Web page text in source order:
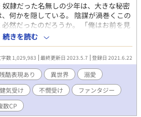
隷だった名無しの少年は、大きな秘密
何かを隠している。 陰謀が渦巻くこの
然だったのだろうか。 「俺はお前を見
てことは俺の好きなようにしていい、
であった龍が消えてから、100年後の
白痴の少年、ナナシが握っていた。 鈍感
俺様クズ攻め、エルマー×自己肯定感
け、ナナシ（作中で青年に戻りま
いという受けに生きる意味を教えるお
界での本当の敵は人間だった。 作品の
てきます。 特殊性癖有 バトルあり、精
す。 作者の性癖ごった煮のファンタジ
続きを読む
数 1,029,983 最終更新日 2023.5.7 登録日 2021.6.22
酷表現あり 異世界
溺愛
気受け 不憫受け
ファンタジー
数CP